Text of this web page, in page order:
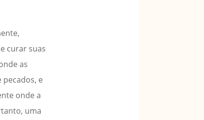
curar suas
as
e
onde a
uma